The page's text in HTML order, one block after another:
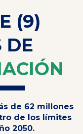
(9)
DE
de 62 millones
de los límites
2050.